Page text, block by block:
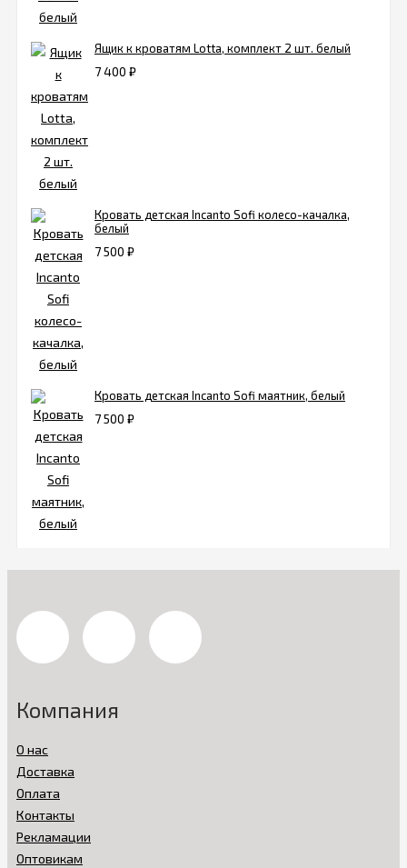
Ящик к кроватям Lotta, комплект 2 шт. белый
7 400 ₽
Кровать детская Incanto Sofi колесо-качалка,
белый
7 500 ₽
Кровать детская Incanto Sofi маятник, белый
7 500 ₽
Компания
О нас
Доставка
Оплата
Контакты
Рекламации
Оптовикам